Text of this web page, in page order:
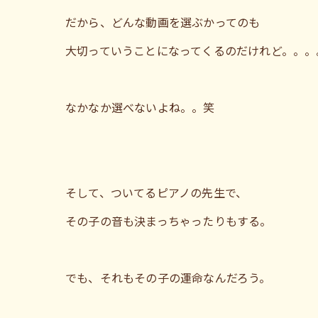
だから、どんな動画を選ぶかってのも
大切っていうことになってくるのだけれど。。
なかなか選べないよね。。笑
そして、ついてるピアノの先生で、
その子の音も決まっちゃったりもする。
でも、それもその子の運命なんだろう。